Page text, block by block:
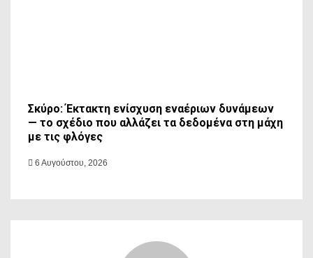
Σκύρο: Έκτακτη ενίσχυση εναέριων δυνάμεων
— το σχέδιο που αλλάζει τα δεδομένα στη μάχη
με τις φλόγες
6 Αυγούστου, 2026